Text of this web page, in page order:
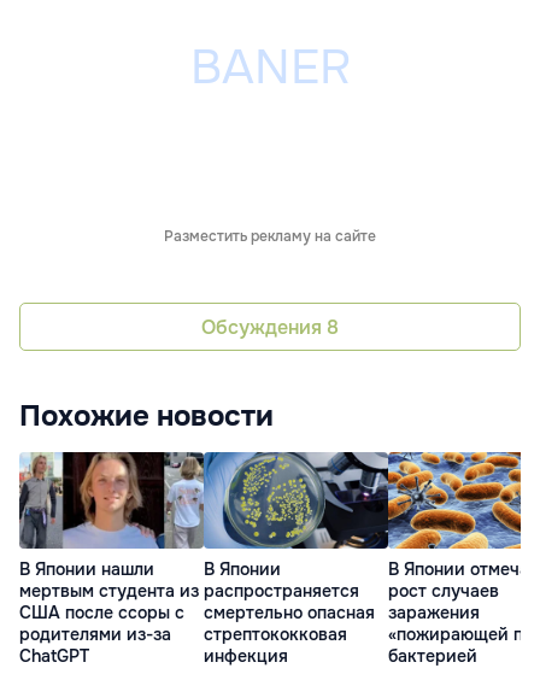
Разместить рекламу на сайте
Обсуждения 8
Похожие новости
В Японии нашли
мертвым студента из
США после ссоры с
родителями из-за
ChatGPT
В Японии
распространяется
смертельно опасная
стрептококковая
инфекция
В Японии
рост случаев
заражения
«пожирающей
бактерией